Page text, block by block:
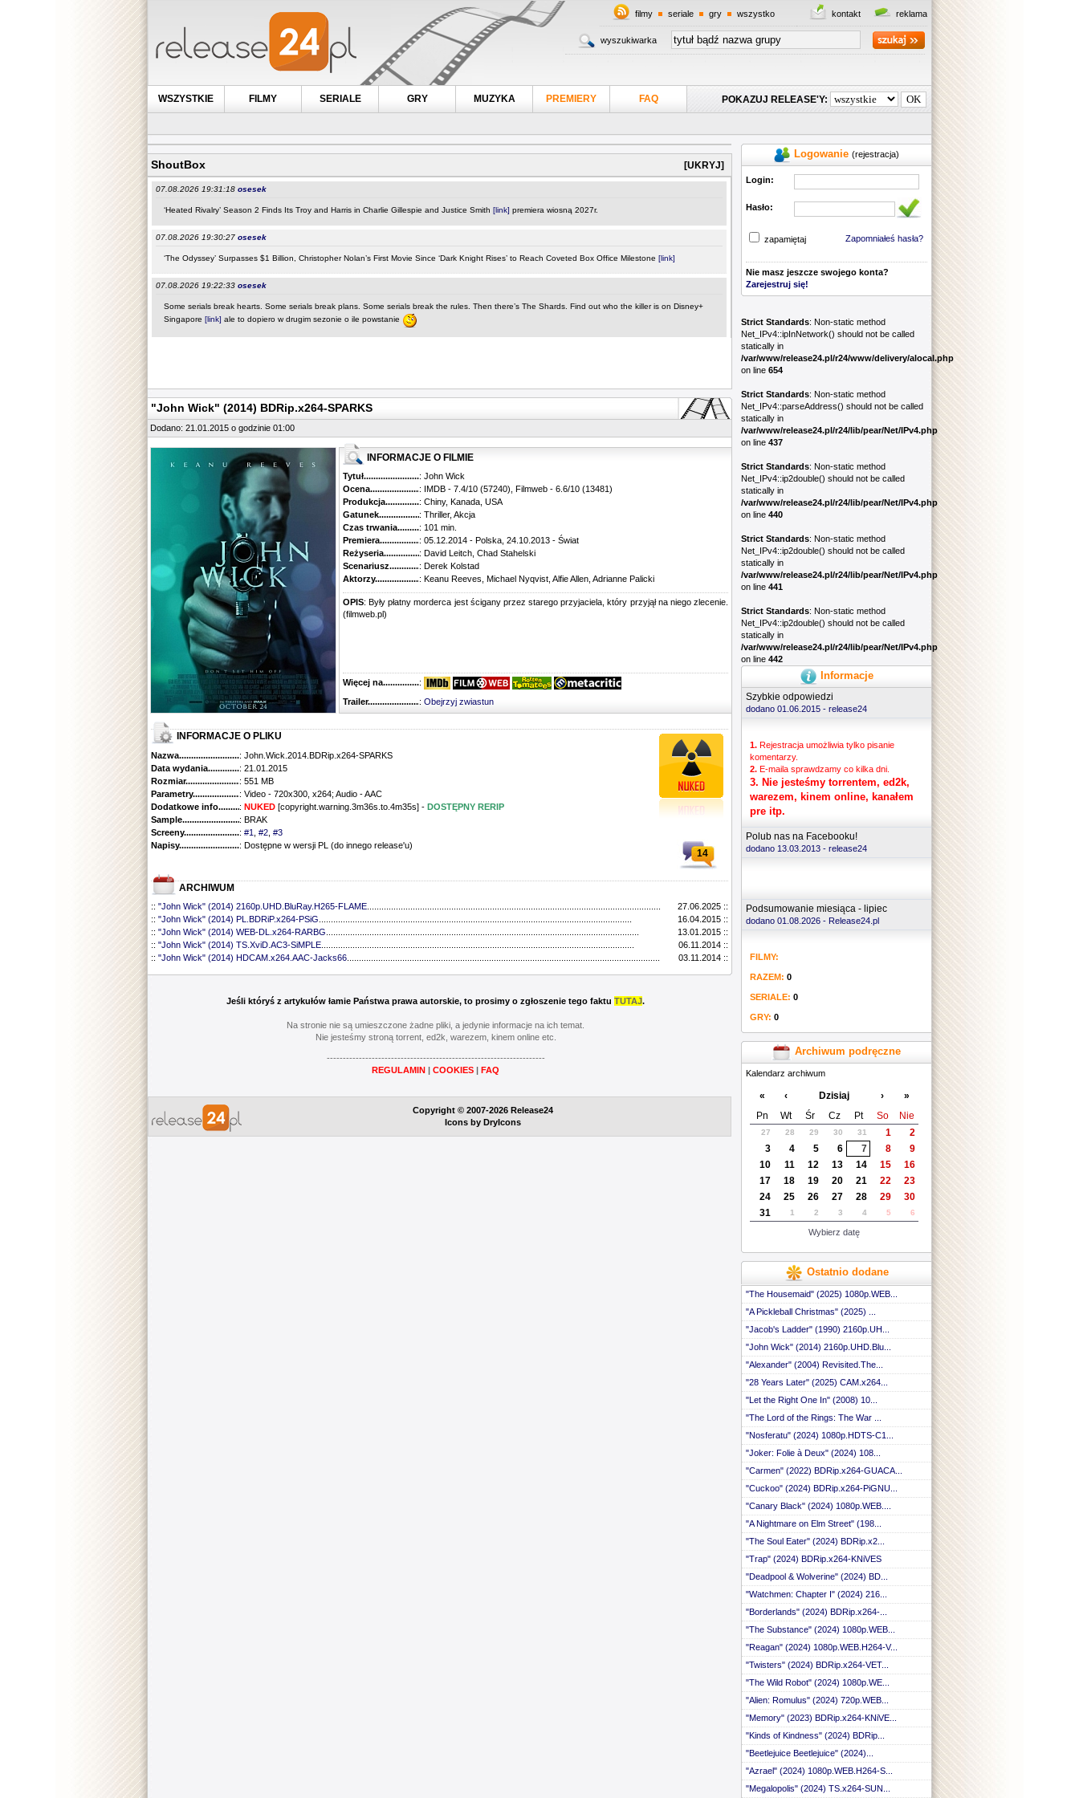
reklama
kontakt
filmy seriale gry wszystko
wyszukiwarka
POKAZUJ RELEASE'Y:
WSZYSTKIE FILMY SERIALE GRY MUZYKA PREMIERY FAQ
Logowanie (rejestracja)
Login:
Hasło:
Zapomniałeś hasła?
zapamiętaj
Nie masz jeszcze swojego konta?
Zarejestruj się!
Strict Standards: Non-static method
Net_IPv4::ipInNetwork() should not be called
statically in
/var/www/release24.pl/r24/www/delivery/alocal.php
on line 654
Strict Standards: Non-static method
Net_IPv4::parseAddress() should not be called
statically in
/var/www/release24.pl/r24/lib/pear/Net/IPv4.php
on line 437
Strict Standards: Non-static method
Net_IPv4::ip2double() should not be called
statically in
/var/www/release24.pl/r24/lib/pear/Net/IPv4.php
on line 440
Strict Standards: Non-static method
Net_IPv4::ip2double() should not be called
statically in
/var/www/release24.pl/r24/lib/pear/Net/IPv4.php
on line 441
Strict Standards: Non-static method
Net_IPv4::ip2double() should not be called
statically in
/var/www/release24.pl/r24/lib/pear/Net/IPv4.php
on line 442
Informacje
Szybkie odpowiedzi
dodano 01.06.2015 - release24
1. Rejestracja umożliwia tylko pisanie
komentarzy.
2. E-maila sprawdzamy co kilka dni.
3. Nie jesteśmy torrentem, ed2k,
warezem, kinem online, kanałem
pre itp.
Polub nas na Facebooku!
dodano 13.03.2013 - release24
Podsumowanie miesiąca - lipiec
dodano 01.08.2026 - Release24.pl
FILMY:
RAZEM: 0
SERIALE: 0
GRY: 0
Archiwum podręczne
Kalendarz archiwum
« ‹ Dzisiaj ›
»
Pn
Wt Śr Cz Pt So Nie
27 28 29 30 31 1
2
3
4 5 6 7 8
9
10
11 12 13 14 15
16
17
18 19 20 21 22
23
24
25 26 27 28 29
30
31
1 2 3 4 5 6
Wybierz datę
Ostatnio dodane
"The Housemaid" (2025) 1080p.WEB...
"A Pickleball Christmas" (2025) ...
"Jacob's Ladder" (1990) 2160p.UH...
"John Wick" (2014) 2160p.UHD.Blu...
"Alexander" (2004) Revisited.The...
"28 Years Later" (2025) CAM.x264...
"Let the Right One In" (2008) 10...
"The Lord of the Rings: The War ...
"Nosferatu" (2024) 1080p.HDTS-C1...
"Joker: Folie à Deux" (2024) 108...
"Carmen" (2022) BDRip.x264-GUACA...
"Cuckoo" (2024) BDRip.x264-PiGNU...
"Canary Black" (2024) 1080p.WEB....
"A Nightmare on Elm Street" (198...
"The Soul Eater" (2024) BDRip.x2...
"Trap" (2024) BDRip.x264-KNiVES
"Deadpool & Wolverine" (2024) BD...
"Watchmen: Chapter I" (2024) 216...
"Borderlands" (2024) BDRip.x264-...
"The Substance" (2024) 1080p.WEB...
"Reagan" (2024) 1080p.WEB.H264-V...
"Twisters" (2024) BDRip.x264-VET...
"The Wild Robot" (2024) 1080p.WE...
"Alien: Romulus" (2024) 720p.WEB...
"Memory" (2023) BDRip.x264-KNiVE...
"Kinds of Kindness" (2024) BDRip...
"Beetlejuice Beetlejuice" (2024)...
"Azrael" (2024) 1080p.WEB.H264-S...
"Megalopolis" (2024) TS.x264-SUN...
[UKRYJ]
ShoutBox
"John Wick" (2014) BDRip.x264-SPARKS
Dodano: 21.01.2015 o godzinie 01:00
INFORMACJE O FILMIE
Tytuł............................................
: John Wick
Ocena.............................................: IMDB - 7.4/10 (57240), Filmweb - 6.6/10 (13481)
Produkcja.........................................
: Chiny, Kanada, USA
Gatunek...........................................
: Thriller, Akcja
Czas trwania......................................
: 101 min.
Premiera..........................................: 05.12.2014 - Polska, 24.10.2013 - Świat
Reżyseria........................................
: David Leitch, Chad Stahelski
Scenariusz........................................
: Derek Kolstad
Aktorzy...........................................: Keanu Reeves, Michael Nyqvist, Alfie Allen, Adrianne Palicki
OPIS: Były płatny morderca jest ścigany przez starego przyjaciela, który przyjął na niego zlecenie.
(filmweb.pl)
Więcej na........................................
:
Trailer...........................................
: Obejrzyj zwiastun
INFORMACJE O PLIKU
Nazwa.............................................: John.Wick.2014.BDRip.x264-SPARKS
Data wydania......................................
: 21.01.2015
Rozmiar...........................................
: 551 MB
Parametry.........................................: Video - 720x300, x264; Audio - AAC
Dodatkowe info....................................
: NUKED [copyright.warning.3m36s.to.4m35s] - DOSTĘPNY RERIP
Sample............................................
: BRAK
Screeny...........................................
: #1 #2 #3
Napisy............................................: Dostępne w wersji PL (do innego release'u)
14
ARCHIWUM
:: "John Wick" (2014) 2160p.UHD.BluRay.H265-FLAME ..................................................................................................................................27.06.2025 ::
:: "John Wick" (2014) PL.BDRiP.x264-PSiG
16.04.2015 ::
:: "John Wick" (2014) WEB-DL.x264-RARBG
13.01.2015 ::
:: "John Wick" (2014) TS.XviD.AC3-SiMPLE
06.11.2014 ::
:: "John Wick" (2014) HDCAM.x264.AAC-Jacks66 03.11.2014 ::
Jeśli któryś z artykułów łamie Państwa prawa autorskie, to prosimy o zgłoszenie tego faktu TUTAJ.
Na stronie nie są umieszczone żadne pliki, a jedynie informacje na ich temat.
Nie jesteśmy stroną torrent, ed2k, warezem, kinem online etc.
--------------------------------------------------------------------
REGULAMIN
COOKIES FAQ
Copyright © 2007-2026 Release24
Icons by DryIcons